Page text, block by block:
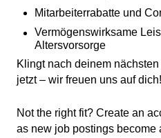
Mitarbeiterrabatte und
Vermögenswirksame
Altersvorsorge
Klingt nach deinem
jetzt – wir freuen uns auf dich!
Not the right fit? Create an
as new job postings become